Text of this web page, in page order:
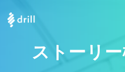
ストーリ